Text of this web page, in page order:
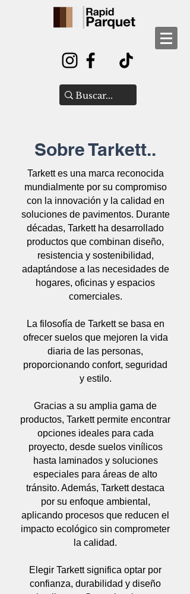
Sobre Tarkett..
Tarkett es una marca reconocida
mundialmente por su compromiso
con la innovación y la calidad en
soluciones de pavimentos. Durante
décadas, Tarkett ha desarrollado
productos que combinan diseño,
resistencia y sostenibilidad,
adaptándose a las necesidades de
hogares, oficinas y espacios
comerciales.
La filosofía de Tarkett se basa en
ofrecer suelos que mejoren la vida
diaria de las personas,
proporcionando confort, seguridad
y estilo.
Gracias a su amplia gama de
productos, Tarkett permite encontrar
opciones ideales para cada
proyecto, desde suelos vinílicos
hasta laminados y soluciones
especiales para áreas de alto
tránsito. Además, Tarkett destaca
por su enfoque ambiental,
aplicando procesos que reducen el
impacto ecológico sin comprometer
la calidad.
Elegir Tarkett significa optar por
confianza, durabilidad y diseño